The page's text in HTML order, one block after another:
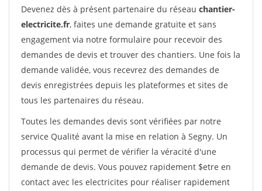
Devenez dès à présent partenaire du réseau chantier-
electricite.fr, faites une demande gratuite et sans
engagement via notre formulaire pour recevoir des
demandes de devis et trouver des chantiers. Une fois la
demande validée, vous recevrez des demandes de
devis enregistrées depuis les plateformes et sites de
tous les partenaires du réseau.
Toutes les demandes devis sont vérifiées par notre
service Qualité avant la mise en relation à Segny. Un
processus qui permet de vérifier la véracité d'une
demande de devis. Vous pouvez rapidement $etre en
contact avec les electricites pour réaliser rapidement